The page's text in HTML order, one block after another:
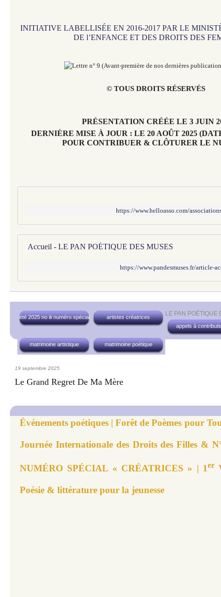
INITIATIVE LABELLISÉE EN 2016-2017 PAR LE
DE l’ENFANCE ET DES DROITS DES
© TOUS DROITS RÉSERVÉS
PRÉSENTATION CRÉÉE LE 3 JUIN
DERNIÈRE MISE À JOUR : LE 20 AOÛT 2025
POUR CONTRIBUER & CLÔTURER LE
https://www.helloasso.com/
Accueil - LE PAN POÉTIQUE DES MUSES
https://www.pandesmuses.fr/article-
LE PAN POÉTIQUE
été 2025 no iii numéro spécial
artistes créatrices
appels à
matrimoine artistique matrimoine poétique
19 septembre 2025
Le Grand Regret De Ma Mère
Événements poétiques | Forêt de Poèmes pour
Journée Internationale des Droits des Filles &
NUMÉRO SPÉCIAL « CRÉATRICES » | 1er
Poésie & littérature pour la jeunesse